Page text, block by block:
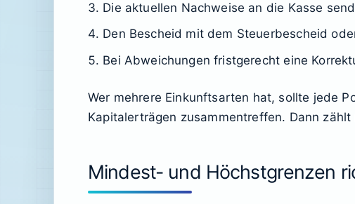
Die aktuellen Nachweise an die Kasse
Den Bescheid mit dem Steuerbescheid
Bei Abweichungen fristgerecht eine
Wer mehrere Einkunftsarten hat, sollte jede
Kapitalerträgen zusammentreffen. Dann
Mindest- und Höchstgrenzen